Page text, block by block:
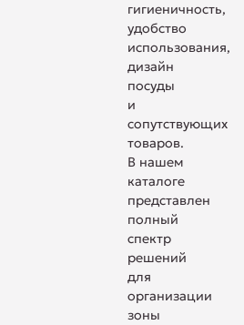
гигиеничность,
удобство
использования,
дизайн
посуды
и
сопутствующих
товаров.
В нашем
каталоге
представлен
полный
спектр
решений
для
организации
зоны